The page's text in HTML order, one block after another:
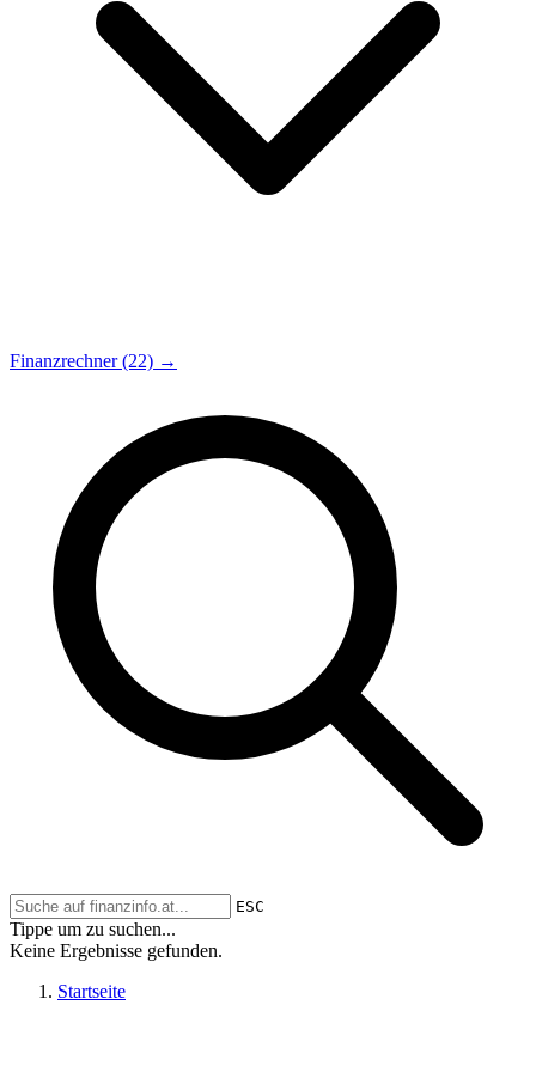
Finanzrechner (22) →
ESC
Tippe um zu suchen...
Keine Ergebnisse gefunden.
Startseite